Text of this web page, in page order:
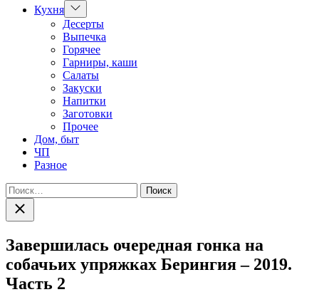
Кухня Показать
подменю
Десерты
Выпечка
Горячее
Гарниры, каши
Салаты
Закуски
Напитки
Заготовки
Прочее
Дом, быт
ЧП
Разное
Найти:
Закрыть
поиск
Завершилась очередная гонка на
собачьих упряжках Берингия – 2019.
Часть 2